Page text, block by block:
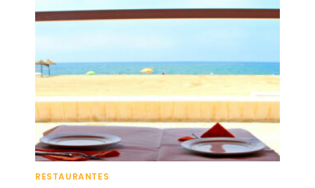
RESTAURANTES